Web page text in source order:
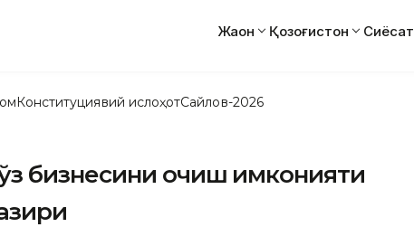
Жаҳон Қозоғистон Сиёсат
Конституциявий ислоҳотСайлов-2026
бизнесини очиш имконияти